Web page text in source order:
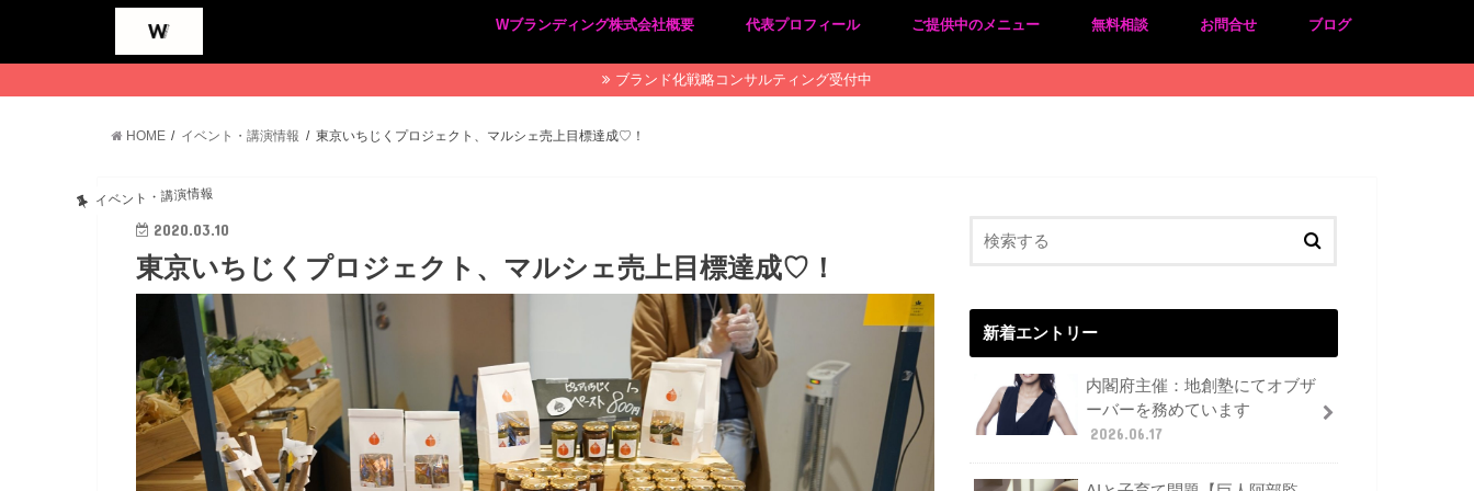
Wブランディング株式会社概要
プライバシーポリシー
特定商取引法に基づく表記
代表プロフィール ご提供中のメニュー 無料相談 お問合せ ブログ
ブランド化戦略コンサルティング受付中
HOME イベント・講演情報 東京いちじくプロジェクト、マルシェ売上目標達成♡！
イベント・講演情報
2020.03.10
東京いちじくプロジェクト、マルシェ売上目標達成♡！
新着エントリー
内閣府主催：地創塾にてオブザ
ーバーを務めています
2026.06.17